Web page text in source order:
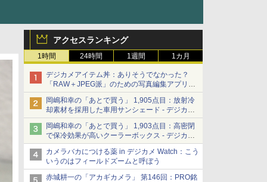
アクセスランキング
1時間 24時間 1週間 1カ月
デジカメアイテム丼：ありそうでなかった？
「RAW＋JPEG派」のための写真編集アプリ
カメラデフォルトのJPEGを大切にする
「Filmator」
岡嶋和幸の「あとで買う」 1,905点目：放射冷
却素材を採用した車用サンシェード - デジカメ
Watch
岡嶋和幸の「あとで買う」 1,903点目：高密閉
で保冷効果が高いクーラーボックス - デジカメ
Watch
カメラバカにつける薬 in デジカメ Watch：こう
いうのはフィールドズームと呼ぼう
赤城耕一の「アカギカメラ」 第146回：PRO銘